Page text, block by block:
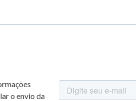
o envio da